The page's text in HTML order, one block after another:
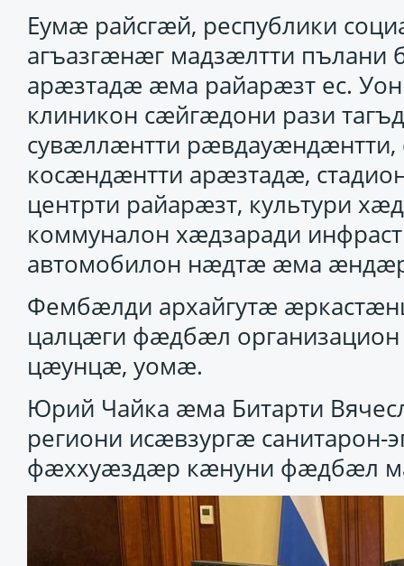
Еумӕ райсгӕй, республики
агъазгӕнӕг мадзӕлтти пълани
арӕзтадӕ ӕма райарӕзт ес.
клиникон сӕйгӕдони рази
сувӕллӕнтти рӕвдауӕндӕнтти,
косӕндӕнтти арӕзтадӕ,
центрти райарӕзт, культури
коммуналон хӕдзаради
автомобилон нӕдтӕ ӕма
Фембӕлди архайгутӕ
цалцӕги фӕдбӕл
цӕунцӕ, уомӕ.
Юрий Чайка ӕма Битарти
региони исӕвзургӕ
фӕххуӕздӕр кӕнуни фӕдбӕл